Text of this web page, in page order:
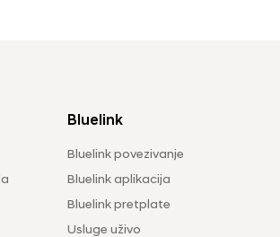
Bluelink
Bluelink povezivanje
Bluelink aplikacija
Bluelink pretplate
Usluge uživo